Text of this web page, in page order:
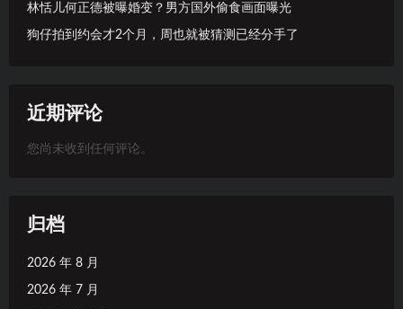
林恬儿何正德被曝婚变？男方国外偷食画面曝光
狗仔拍到约会才2个月，周也就被猜测已经分手了
近期评论
您尚未收到任何评论。
归档
2026 年 8 月
2026 年 7 月